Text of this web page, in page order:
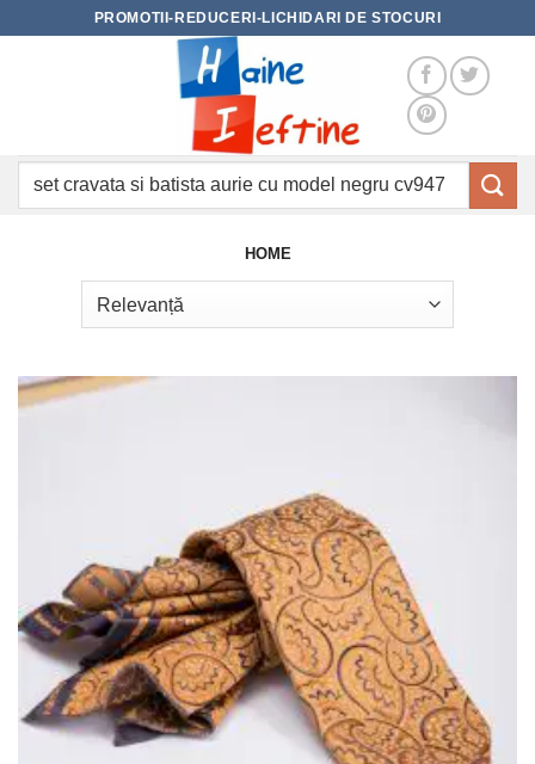
PROMOTII-REDUCERI-LICHIDARI DE STOCURI
Caută
HOME